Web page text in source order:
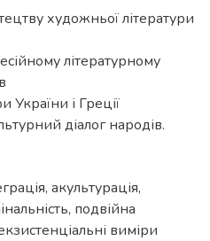
, акультурація,
, подвійна
виміри